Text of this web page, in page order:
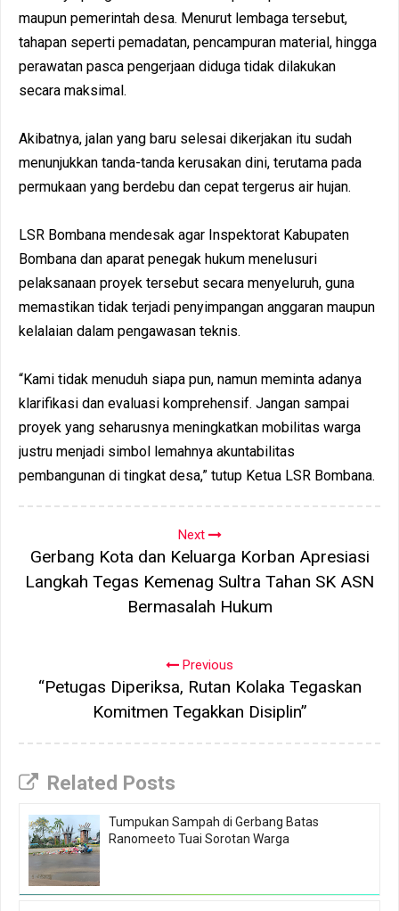
maupun pemerintah desa. Menurut lembaga tersebut,
tahapan seperti pemadatan, pencampuran material, hingga
perawatan pasca pengerjaan diduga tidak dilakukan
secara maksimal.
Akibatnya, jalan yang baru selesai dikerjakan itu sudah
menunjukkan tanda-tanda kerusakan dini, terutama pada
permukaan yang berdebu dan cepat tergerus air hujan.
LSR Bombana mendesak agar Inspektorat Kabupaten
Bombana dan aparat penegak hukum menelusuri
pelaksanaan proyek tersebut secara menyeluruh, guna
memastikan tidak terjadi penyimpangan anggaran maupun
kelalaian dalam pengawasan teknis.
“Kami tidak menuduh siapa pun, namun meminta adanya
klarifikasi dan evaluasi komprehensif. Jangan sampai
proyek yang seharusnya meningkatkan mobilitas warga
justru menjadi simbol lemahnya akuntabilitas
pembangunan di tingkat desa,” tutup Ketua LSR Bombana.
Next
Gerbang Kota dan Keluarga Korban Apresiasi
Langkah Tegas Kemenag Sultra Tahan SK ASN
Bermasalah Hukum
Previous
“Petugas Diperiksa, Rutan Kolaka Tegaskan
Komitmen Tegakkan Disiplin”
Related Posts
Tumpukan Sampah di Gerbang Batas
Ranomeeto Tuai Sorotan Warga